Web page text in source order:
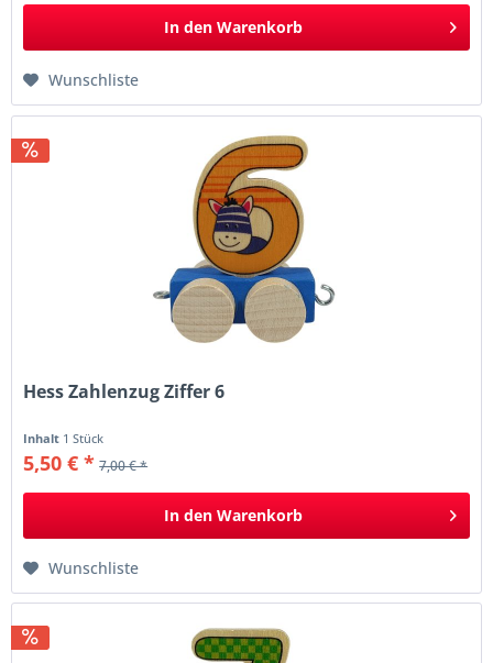
In den Warenkorb
Wunschliste
Hess Zahlenzug Ziffer 6
Inhalt 1 Stück
5,50 € * 7,00 € *
In den Warenkorb
Wunschliste